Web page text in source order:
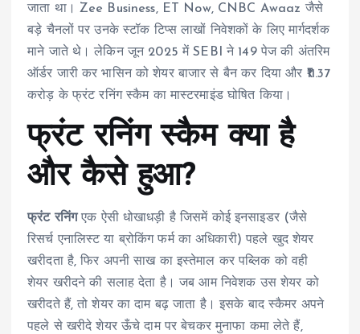
जाता था। Zee Business, ET Now, CNBC Awaaz जैसे
बड़े चैनलों पर उनके स्टॉक टिप्स लाखों निवेशकों के लिए मार्गदर्शक
माने जाते थे। लेकिन जून 2025 में SEBI ने 149 पेज की अंतरिम
ऑर्डर जारी कर भासिन को शेयर बाजार से बैन कर दिया और ₹11.37
करोड़ के फ्रंट रनिंग स्कैम का मास्टरमाइंड घोषित किया।
फ्रंट रनिंग स्कैम क्या है
और कैसे हुआ?
फ्रंट रनिंगएक ऐसी धोखाधड़ी है जिसमें कोई इनसाइडर (जैसे
रिसर्च एनालिस्ट या ब्रोकिंग फर्म का अधिकारी) पहले खुद शेयर
खरीदता है, फिर अपनी साख का इस्तेमाल कर पब्लिक को वही
शेयर खरीदने की सलाह देता है। जब आम निवेशक उस शेयर को
खरीदते हैं, तो शेयर का दाम बढ़ जाता है। इसके बाद स्कैमर अपने
पहले से खरीदे शेयर ऊँचे दाम पर बेचकर मुनाफा कमा लेते हैं,